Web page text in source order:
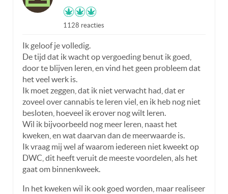
1128 reacties
Ik geloof je volledig.
De tijd dat ik wacht op vergoeding benut ik goed,
door te blijven leren, en vind het geen probleem dat
het veel werk is.
Ik moet zeggen, dat ik niet verwacht had, dat er
zoveel over cannabis te leren viel, en ik heb nog niet
besloten, hoeveel ik erover nog wilt leren.
Wil ik bijvoorbeeld nog meer leren, naast het
kweken, en wat daarvan dan de meerwaarde is.
Ik vraag mij wel af waarom iedereen niet kweekt op
DWC, dit heeft veruit de meeste voordelen, als het
gaat om binnenkweek.
In het kweken wil ik ook goed worden, maar realiseer